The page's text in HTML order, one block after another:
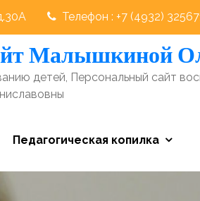
Телефон : +7 (4932)
Малышкиной
детей, Персональный сайт
Педагогическая копилка